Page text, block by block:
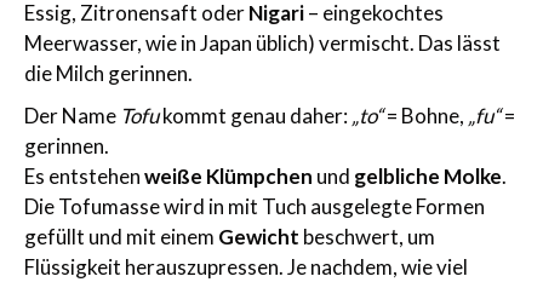
Essig, Zitronensaft oderNigari– eingekochtes
Meerwasser, wie in Japan üblich) vermischt. Das lässt
die Milch gerinnen.
Der Name Tofukommt genau daher:„to“= Bohne, „fu“=
gerinnen.
Es entstehenweiße Klümpchen und gelbliche Molke.
Die Tofumasse wird in mit Tuch ausgelegte Formen
gefüllt und mit einem Gewicht beschwert, um
Flüssigkeit herauszupressen. Je nachdem, wie viel